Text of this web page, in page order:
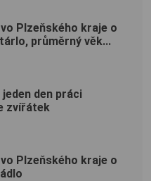
Plzeňského kraje o
průměrný věk...
den práci
zvířátek
Plzeňského kraje o